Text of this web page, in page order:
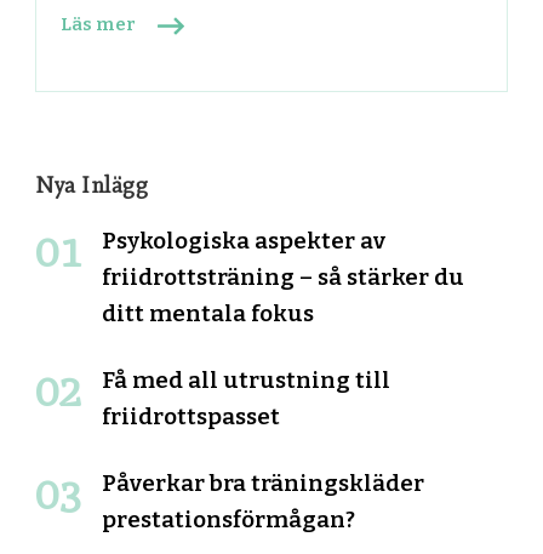
Läs mer
Nya Inlägg
Psykologiska aspekter av
friidrottsträning – så stärker du
ditt mentala fokus
Få med all utrustning till
friidrottspasset
Påverkar bra träningskläder
prestationsförmågan?